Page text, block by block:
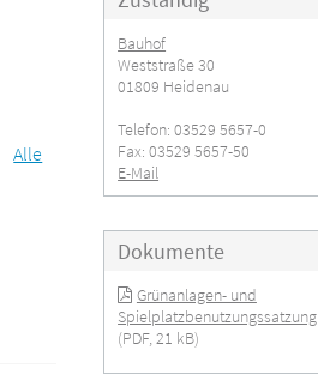
Alle
Bauhof
Weststraße 30
01809 Heidenau
Telefon: 03529 5657-0
Fax: 03529 5657-50
E-Mail
Dokumente
Grünanlagen- und
Spielplatzbenutzungssatzung
(PDF, 21 kB)